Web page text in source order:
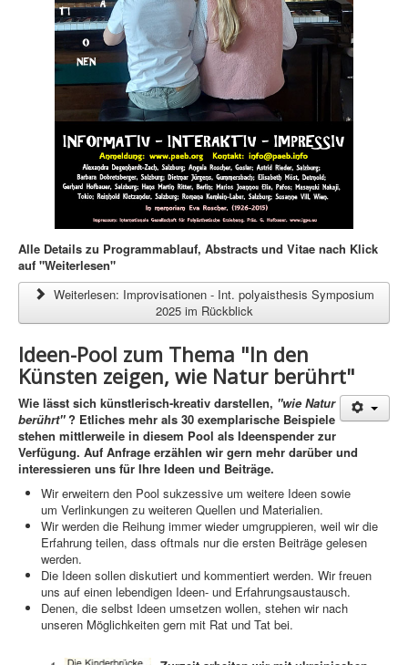
Alle Details zu Programmablauf, Abstracts und Vitae nach Klick
auf "Weiterlesen"
Weiterlesen: Improvisationen - Int. polyaisthesis Symposium
2025 im Rückblick
Ideen-Pool zum Thema "In den
Künsten zeigen, wie Natur berührt"
Wie lässt sich künstlerisch-kreativ darstellen, "wie Natur
berührt"? Etliches mehr als 30 exemplarische Beispiele
stehen mittlerweile in diesem Pool als Ideenspender zur
Verfügung. Auf Anfrage erzählen wir gern mehr darüber und
interessieren uns für Ihre Ideen und Beiträge.
Wir erweitern den Pool sukzessive um weitere Ideen sowie
um Verlinkungen zu weiteren Quellen und Materialien.
Wir werden die Reihung immer wieder umgruppieren, weil wir die
Erfahrung teilen, dass oftmals nur die ersten Beiträge gelesen
werden.
Die Ideen sollen diskutiert und kommentiert werden. Wir freuen
uns auf einen lebendigen Ideen- und Erfahrungsaustausch.
Denen, die selbst Ideen umsetzen wollen, stehen wir nach
unseren Möglichkeiten gern mit Rat und Tat bei.